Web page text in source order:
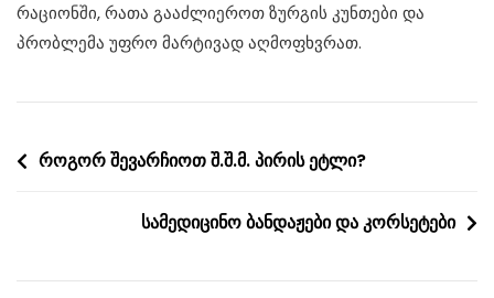
რაციონში, რათა გააძლიეროთ ზურგის კუნთები და
პრობლემა უფრო მარტივად აღმოფხვრათ.
Post
როგორ შევარჩიოთ შ.შ.მ. პირის ეტლი?
სამედიცინო ბანდაჟები და კორსეტები